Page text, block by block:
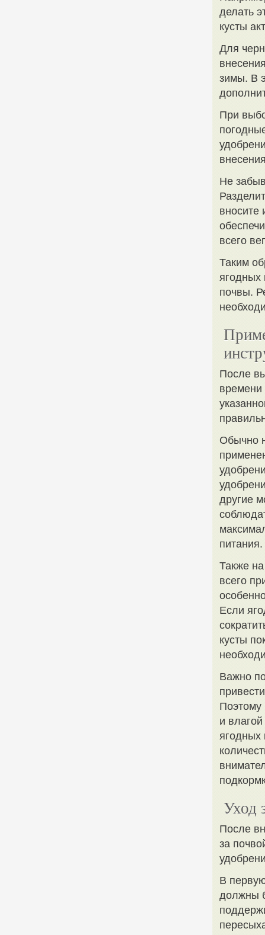
делать
кусты
Для
зимы. В
При
Не
вносите
всего
Таким
ягодных
почвы.
После
времени
Обычно
другие
питания.
Также
всего
Если
кусты
Важно
Поэтому
и
ягодных
Уход
После
за
В
должны